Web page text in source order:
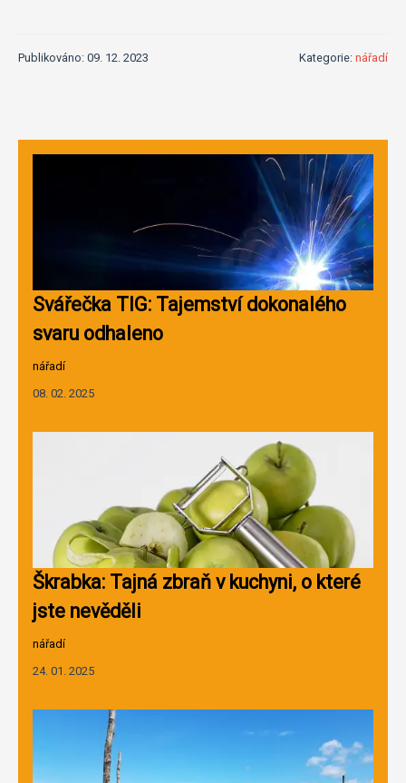
Publikováno: 09. 12. 2023 Kategorie: nářadí
Svářečka TIG: Tajemství dokonalého
svaru odhaleno
nářadí
08. 02. 2025
Škrabka: Tajná zbraň v kuchyni, o které
jste nevěděli
nářadí
24. 01. 2025